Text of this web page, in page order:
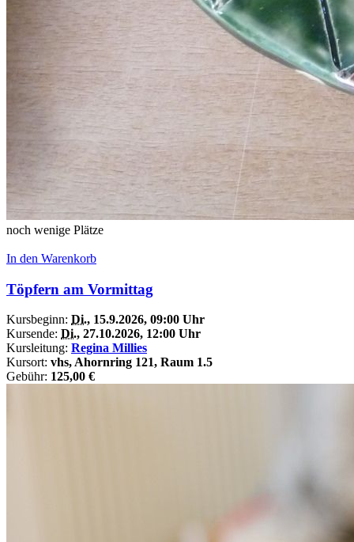
noch wenige Plätze
In den Warenkorb
Töpfern am Vormittag
Kursbeginn: Di., 15.9.2026, 09:00 Uhr
Kursende: Di., 27.10.2026, 12:00 Uhr
Kursleitung: Regina Millies
Kursort: vhs, Ahornring 121, Raum 1.5
Gebühr: 125,00 €